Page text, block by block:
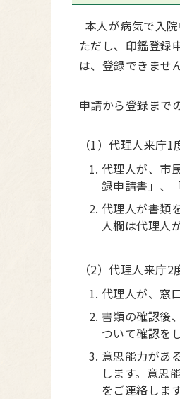
本人が病気で入
ただし、印鑑登録
は、登録できません
申請から登録まで
（1）代理人来庁1
代理人が、市
録申請書」、
代理人が書類
人欄は代理人
（2）代理人来庁2
代理人が、窓
書類の確認後
ついて確認を
意思能力があ
します。意思
をご連絡します